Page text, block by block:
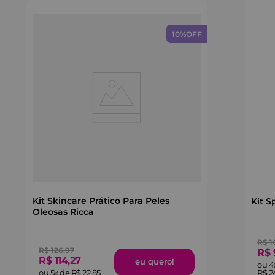
10%OFF
Kit Skincare Prático Para Peles
Oleosas Ricca
R$ 126,97
R$ 114,27
ou5x deR$22,85
Kit
R$
R$
ou4
R$